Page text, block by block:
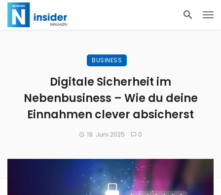
BUSINESS
Digitale Sicherheit im
Nebenbusiness – Wie du deine
Einnahmen clever absicherst
19. Juni 2025 0